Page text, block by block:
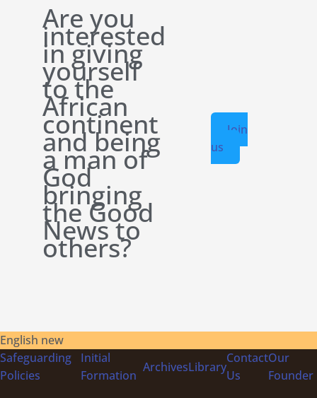
Are you
interested
in giving
yourself
to the
African
continent
and being
a man of
God
bringing
the Good
News to
others?
Join
us
English new
Safeguarding
Policies
Initial
Formation
ArchivesLibrary
Contact
Us
Our
Founder